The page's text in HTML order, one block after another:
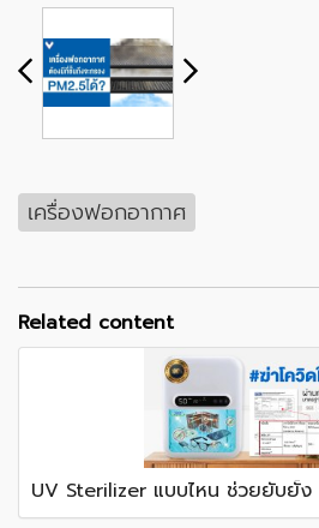
เครื่องฟอกอากาศ
Related content
UV Sterilizer แบบไหน ช่วยยับยั้ง